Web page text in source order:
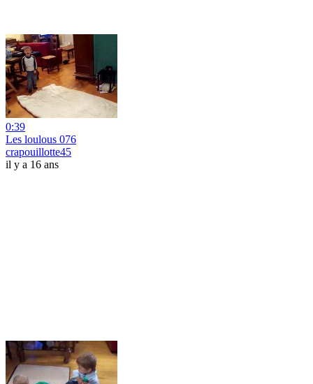
0:39
Les loulous 076
crapouillotte45
il y a 16 ans